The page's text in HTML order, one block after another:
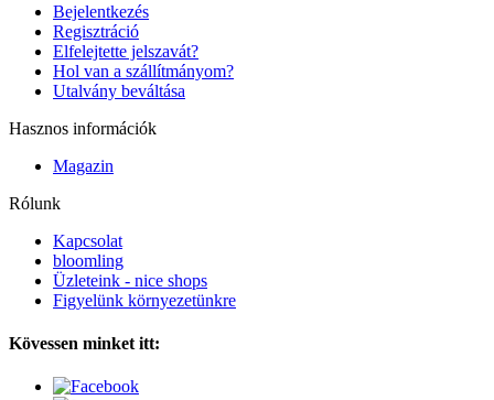
Bejelentkezés
Regisztráció
Elfelejtette jelszavát?
Hol van a szállítmányom?
Utalvány beváltása
Hasznos információk
Magazin
Rólunk
Kapcsolat
bloomling
Üzleteink - nice shops
Figyelünk környezetünkre
Kövessen minket itt: